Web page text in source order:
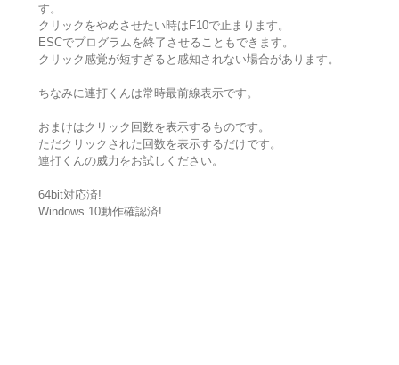
す。
クリックをやめさせたい時はF10で止まります。
ESCでプログラムを終了させることもできます。
クリック感覚が短すぎると感知されない場合があります。
ちなみに連打くんは常時最前線表示です。
おまけはクリック回数を表示するものです。
ただクリックされた回数を表示するだけです。
連打くんの威力をお試しください。
64bit対応済!
Windows 10動作確認済!